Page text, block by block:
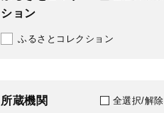
ション
ふるさとコレクション
所蔵機関 全選択/解除